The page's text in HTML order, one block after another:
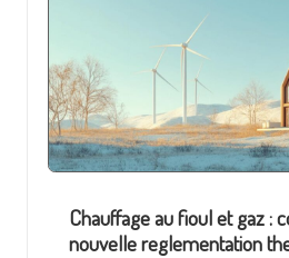
Chauffage au fioul et gaz :
nouvelle reglementation